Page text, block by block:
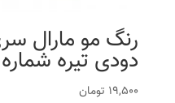
رنگ مو مارال
دودی تیره شماره
19,500 تومان